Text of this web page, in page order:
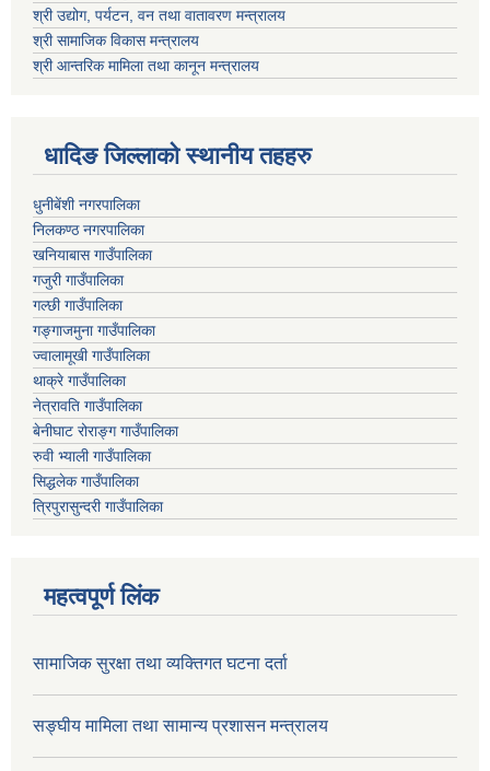
श्री उद्योग, पर्यटन, वन तथा वातावरण मन्त्रालय
श्री सामाजिक विकास मन्त्रालय
श्री आन्तरिक मामिला तथा कानून मन्त्रालय
धादिङ जिल्लाकाे स्थानीय तहहरु
धुनीबेंशी नगरपालिका
निलकण्ठ नगरपालिका
खनियाबास गाउँपालिका
गजुरी गाउँपालिका
गल्छी गाउँपालिका
गङ्गाजमुना गाउँपालिका
ज्वालामूखी गाउँपालिका
थाक्रे गाउँपालिका
नेत्रावति गाउँपालिका
बेनीघाट रोराङ्ग गाउँपालिका
रुवी भ्याली गाउँपालिका
सिद्धलेक गाउँपालिका
त्रिपुरासुन्दरी गाउँपालिका
महत्वपूर्ण लिंक
सामाजिक सुरक्षा तथा व्यक्तिगत घटना दर्ता
सङ्घीय मामिला तथा सामान्य प्रशासन मन्त्रालय